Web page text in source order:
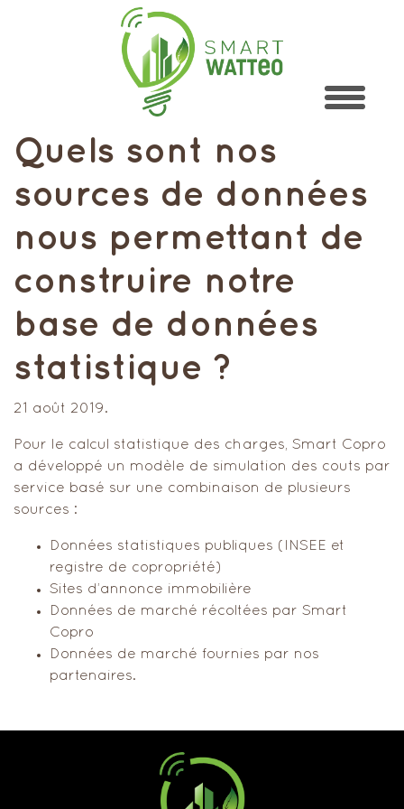
Quels sont nos
sources de données
nous permettant de
construire notre
base de données
statistique ?
21 août 2019.
Pour le calcul statistique des charges, Smart Copro
a développé un modèle de simulation des couts par
service basé sur une combinaison de plusieurs
sources :
Données statistiques publiques (INSEE et
registre de copropriété)
Sites d’annonce immobilière
Données de marché récoltées par Smart
Copro
Données de marché fournies par nos
partenaires.